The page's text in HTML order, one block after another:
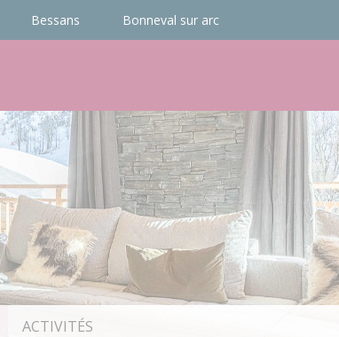
Bessans Bonneval sur arc
ACTIVITÉS